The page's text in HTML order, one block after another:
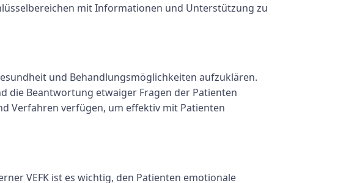
mit Informationen und Unterstützung zu
und Behandlungsmöglichkeiten aufzuklären.
die Beantwortung etwaiger Fragen der Patienten
Verfahren verfügen, um effektiv mit Patienten
VEFK ist es wichtig, den Patienten emotionale